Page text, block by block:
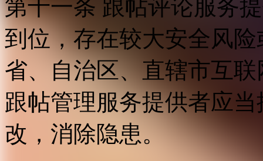
第十一条 跟帖评论服务
到位，存在较大安全风
省、自治区、直辖市互
跟帖管理服务提供者应
改，消除隐患。